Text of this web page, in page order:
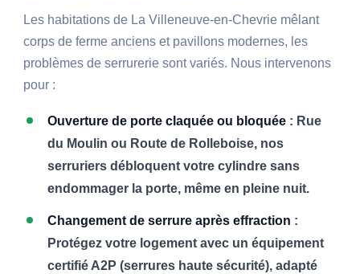
Les habitations de La Villeneuve-en-Chevrie mêlant
corps de ferme anciens et pavillons modernes, les
problèmes de serrurerie sont variés. Nous intervenons
pour :
Ouverture de porte claquée ou bloquée : Rue
du Moulin ou Route de Rolleboise, nos
serruriers débloquent votre cylindre sans
endommager la porte, même en pleine nuit.
Changement de serrure après effraction :
Protégez votre logement avec un équipement
certifié A2P (serrures haute sécurité), adapté